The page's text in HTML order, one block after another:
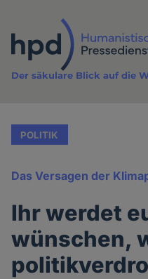
Inhalt
Der säkulare Blick auf die
POLITIK
Das Versagen der
Ihr werdet
wünschen,